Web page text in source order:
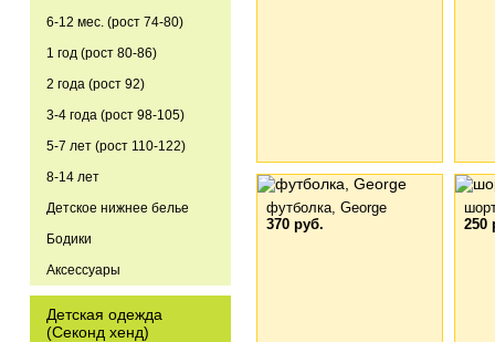
6-12 мес. (рост 74-80)
1 год (рост 80-86)
2 года (рост 92)
3-4 года (рост 98-105)
5-7 лет (рост 110-122)
8-14 лет
Детское нижнее белье
Бодики
Аксессуары
Детская одежда
(Секонд хенд)
футболка, George
370 руб.
250